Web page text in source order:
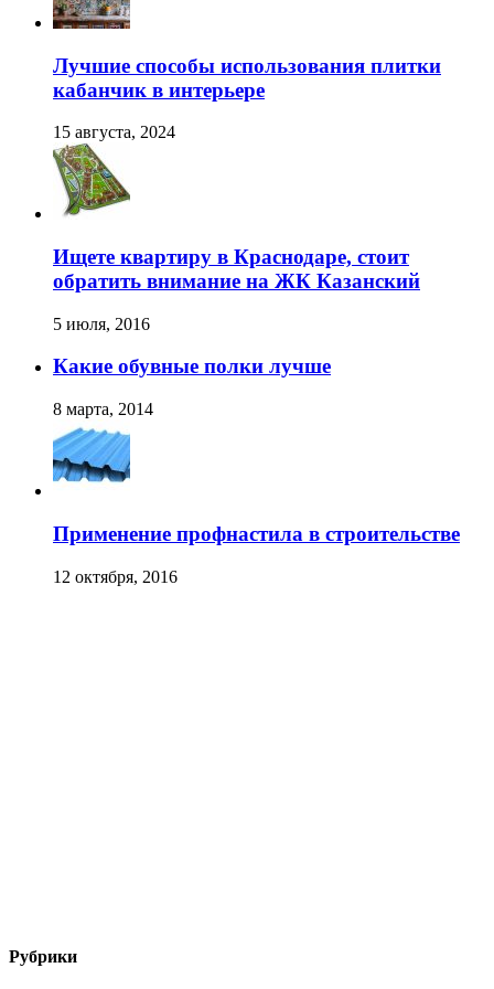
Лучшие способы использования плитки
кабанчик в интерьере
15 августа, 2024
Ищете квартиру в Краснодаре, стоит
обратить внимание на ЖК Казанский
5 июля, 2016
Какие обувные полки лучше
8 марта, 2014
Применение профнастила в строительстве
12 октября, 2016
Рубрики